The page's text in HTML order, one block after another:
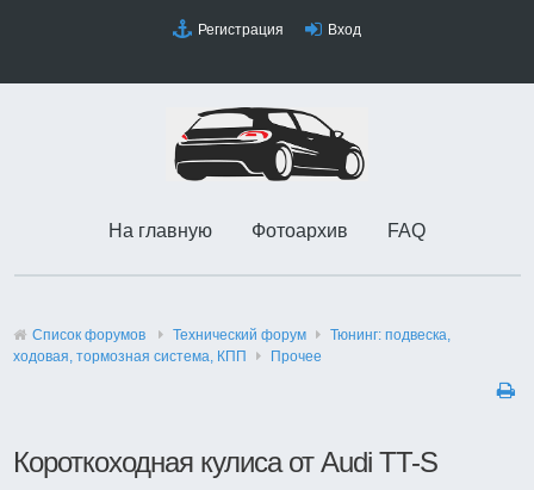
Регистрация Вход
На главную Фотоархив FAQ
Список форумов Технический форyм
Тюнинг: подвеска,
ходовая, тормозная система, КПП
Прочее
Короткоходная кулиса от Audi TT-S